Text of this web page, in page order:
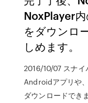
NoxPlayer
をダウンロ
しめます。
2016/10/07 スナ
Androidアプリや
ダウンロードでき